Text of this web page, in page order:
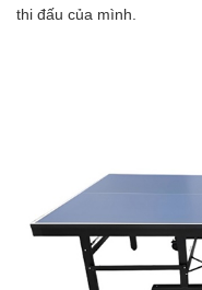
thi đấu của mình.